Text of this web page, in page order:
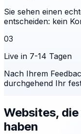
Sie sehen einen
entscheiden: kein
03
Live in 7-14 Tagen
Nach Ihrem
durchgehend Ihr
Websites,
haben